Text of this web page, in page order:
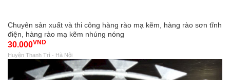
Chuyên sản xuất và thi công hàng rào mạ kẽm, hàng rào sơn tĩnh
điện, hàng rào mạ kẽm nhúng nóng
30.000VND
Huyện Thanh Trì - Hà Nội